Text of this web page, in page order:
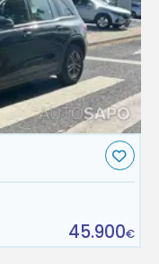
45.900€